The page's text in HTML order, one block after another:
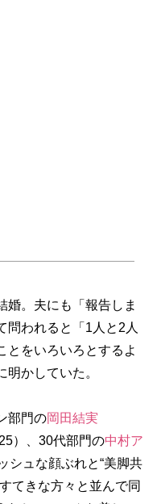
。夫にも「報告しま
問われると「1人と2人
とをいろいろとするよ
かしていた。
部門の岡田結実
）、30代部門の中村ア
シュな顔ぶれと“美脚共
てきな方々と並んで同